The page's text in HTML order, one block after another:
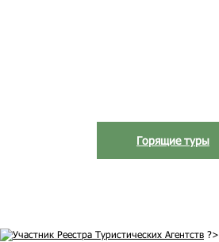
Горящие туры
?>